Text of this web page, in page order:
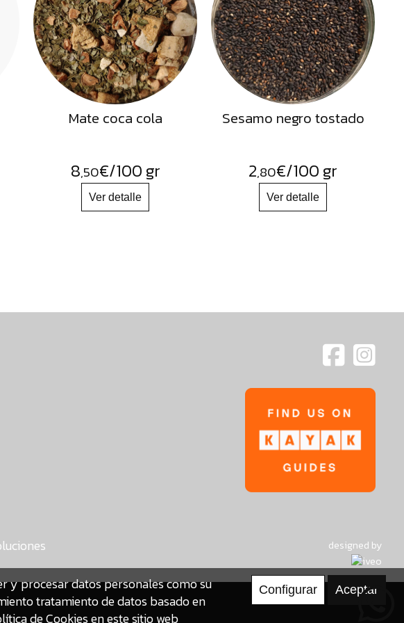
Mate coca cola
8,50€/100 gr
Sesamo negro tostado
2,80€/100 gr
designed by
y procesar datos personales como su
tratamiento de datos basado en
de Cookies en este sitio web